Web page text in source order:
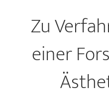
Zu
einer